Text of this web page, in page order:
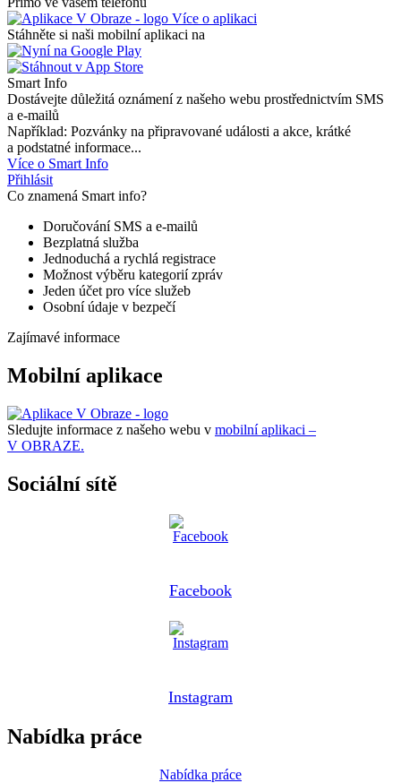
Více o aplikaci
Stáhněte si naši mobilní aplikaci na
Smart Info
Dostávejte důležitá oznámení z našeho webu prostřednictvím SMS
a e-mailů
Například: Pozvánky na připravované události a akce, krátké
a podstatné informace...
Více o Smart Info
Přihlásit
Co znamená Smart info?
Doručování SMS a e-mailů
Bezplatná služba
Jednoduchá a rychlá registrace
Možnost výběru kategorií zpráv
Jeden účet pro více služeb
Osobní údaje v bezpečí
Zajímavé informace
Mobilní aplikace
Sledujte informace z našeho webu v mobilní aplikaci –
V OBRAZE.
Sociální sítě
Facebook
Instagram
Nabídka práce
Nabídka práce